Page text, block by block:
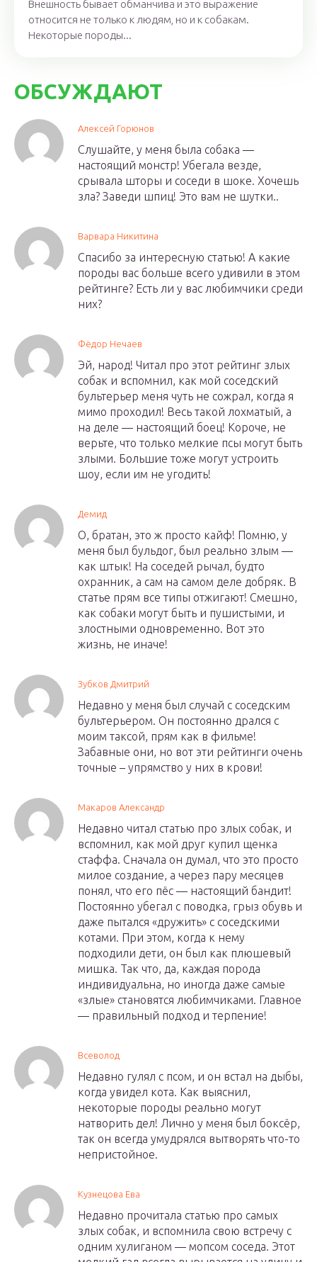
Внешность бывает обманчива и это выражение
относится не только к людям, но и к собакам.
Некоторые породы...
ОБСУЖДАЮТ
Алексей Горюнов
Слушайте, у меня была собака —
настоящий монстр! Убегала везде,
срывала шторы и соседи в шоке. Хочешь
зла? Заведи шпиц! Это вам не шутки..
Варвара Никитина
Спасибо за интересную статью! А какие
породы вас больше всего удивили в этом
рейтинге? Есть ли у вас любимчики среди
них?
Фёдор Нечаев
Эй, народ! Читал про этот рейтинг злых
собак и вспомнил, как мой соседский
бультерьер меня чуть не сожрал, когда я
мимо проходил! Весь такой лохматый, а
на деле — настоящий боец! Короче, не
верьте, что только мелкие псы могут быть
злыми. Большие тоже могут устроить
шоу, если им не угодить!
Демид
О, братан, это ж просто кайф! Помню, у
меня был бульдог, был реально злым —
как штык! На соседей рычал, будто
охранник, а сам на самом деле добряк. В
статье прям все типы отжигают! Смешно,
как собаки могут быть и пушистыми, и
злостными одновременно. Вот это
жизнь, не иначе!
Зубков Дмитрий
Недавно у меня был случай с соседским
бультерьером. Он постоянно дрался с
моим таксой, прям как в фильме!
Забавные они, но вот эти рейтинги очень
точные – упрямство у них в крови!
Макаров Александр
Недавно читал статью про злых собак, и
вспомнил, как мой друг купил щенка
стаффа. Сначала он думал, что это просто
милое создание, а через пару месяцев
понял, что его пёс — настоящий бандит!
Постоянно убегал с поводка, грыз обувь и
даже пытался «дружить» с соседскими
котами. При этом, когда к нему
подходили дети, он был как плюшевый
мишка. Так что, да, каждая порода
индивидуальна, но иногда даже самые
«злые» становятся любимчиками. Главное
— правильный подход и терпение!
Всеволод
Недавно гулял с псом, и он встал на дыбы,
когда увидел кота. Как выяснил,
некоторые породы реально могут
натворить дел! Лично у меня был боксёр,
так он всегда умудрялся вытворять что-то
непристойное.
Кузнецова Ева
Недавно прочитала статью про самых
злых собак, и вспомнила свою встречу с
одним хулиганом — мопсом соседа. Этот